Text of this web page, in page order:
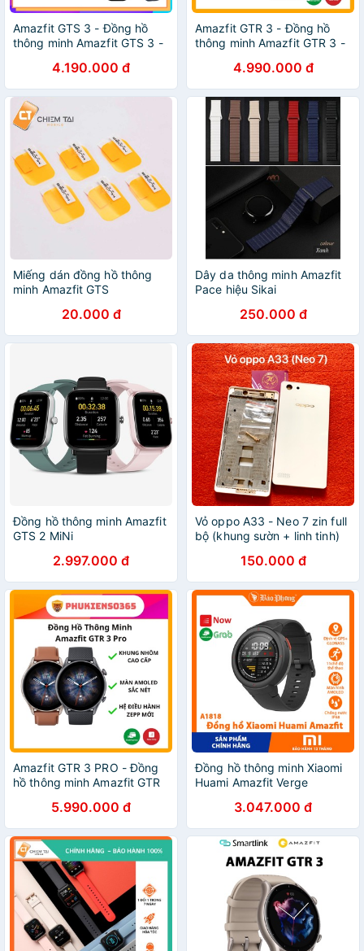
Amazfit GTS 3 - Đồng hồ
thông minh Amazfit GTS 3 -
Chính hãng - BH 12 tháng
4.190.000 đ
Amazfit GTR 3 - Đồng hồ
thông minh Amazfit GTR 3 -
Chính hãng - BH 12 tháng
4.990.000 đ
Miếng dán đồng hồ thông
minh Amazfit GTS
20.000 đ
Dây da thông minh Amazfit
Pace hiệu Sikai
250.000 đ
Đồng hồ thông minh Amazfit
GTS 2 MiNi
2.997.000 đ
Vỏ oppo A33 - Neo 7 zin full
bộ (khung sườn + linh tinh)
150.000 đ
Amazfit GTR 3 PRO - Đồng
hồ thông minh Amazfit GTR
Việt | Chính hãng - BH 12
tháng
5.990.000 đ
Đồng hồ thông minh Xiaomi
Huami Amazfit Verge
3.047.000 đ